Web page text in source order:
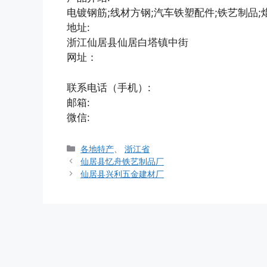
电镀钢筋;线材方钢;汽车铁塑配件;铁艺制品;
地址:
浙江仙居县仙居白塔镇中街
网址：
联系电话（手机）:
邮箱:
微信:
分
类
各地特产 、浙江省
仙居县忆舟铁艺制品厂
仙居县兴利五金建材厂